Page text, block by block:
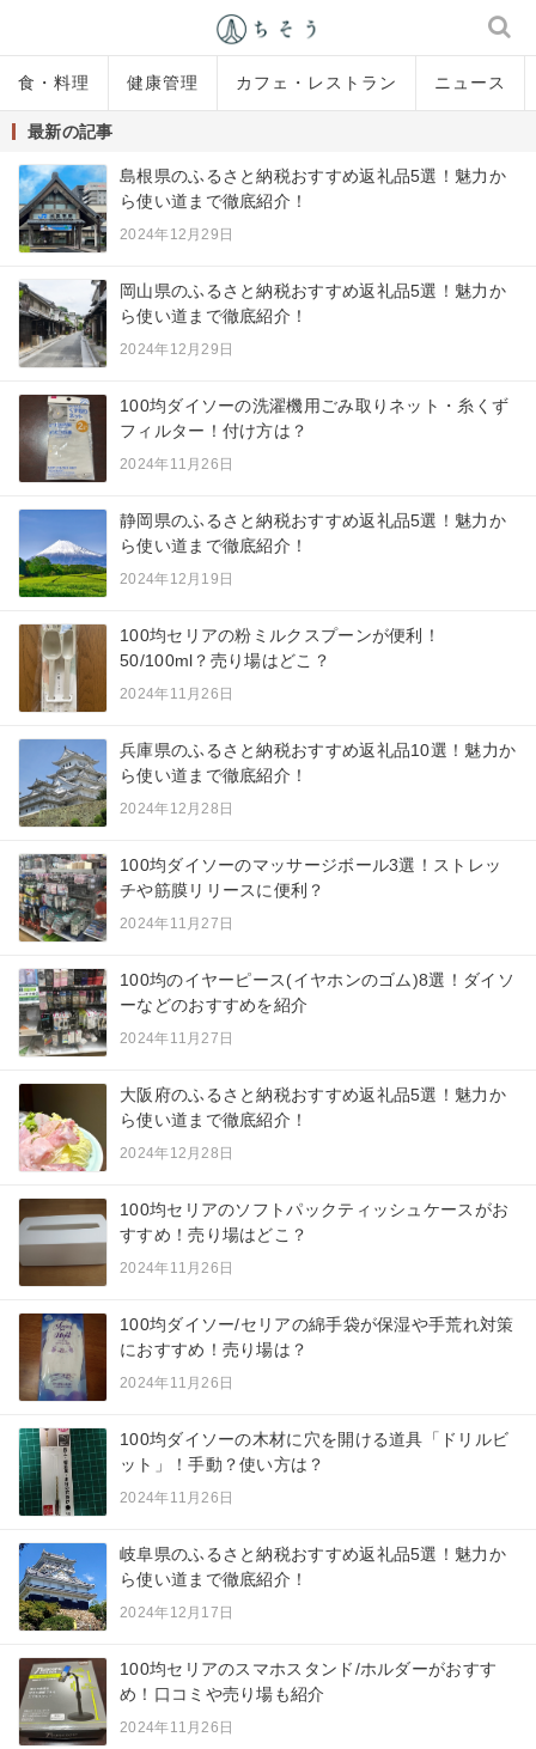
食・料理 健康管理 カフェ・レストラン ニュース
最新の記事
島根県のふるさと納税おすすめ返礼品5選！魅力か
ら使い道まで徹底紹介！
2024年12月29日
岡山県のふるさと納税おすすめ返礼品5選！魅力か
ら使い道まで徹底紹介！
2024年12月29日
100均ダイソーの洗濯機用ごみ取りネット・糸くず
フィルター！付け方は？
2024年11月26日
静岡県のふるさと納税おすすめ返礼品5選！魅力か
ら使い道まで徹底紹介！
2024年12月19日
100均セリアの粉ミルクスプーンが便利！
50/100ml？売り場はどこ？
2024年11月26日
兵庫県のふるさと納税おすすめ返礼品10選！魅力か
ら使い道まで徹底紹介！
2024年12月28日
100均ダイソーのマッサージボール3選！ストレッ
チや筋膜リリースに便利？
2024年11月27日
100均のイヤーピース(イヤホンのゴム)8選！ダイソ
ーなどのおすすめを紹介
2024年11月27日
大阪府のふるさと納税おすすめ返礼品5選！魅力か
ら使い道まで徹底紹介！
2024年12月28日
100均セリアのソフトパックティッシュケースがお
すすめ！売り場はどこ？
2024年11月26日
100均ダイソー/セリアの綿手袋が保湿や手荒れ対策
におすすめ！売り場は？
2024年11月26日
100均ダイソーの木材に穴を開ける道具「ドリルビ
ット」！手動？使い方は？
2024年11月26日
岐阜県のふるさと納税おすすめ返礼品5選！魅力か
ら使い道まで徹底紹介！
2024年12月17日
100均セリアのスマホスタンド/ホルダーがおすす
め！口コミや売り場も紹介
2024年11月26日